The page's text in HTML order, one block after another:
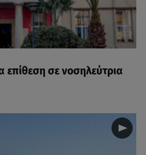
επίθεση σε νοσηλεύτρια